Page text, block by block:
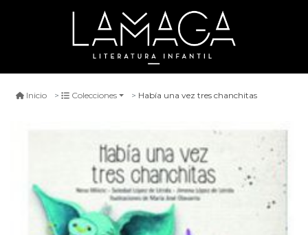
Inicio Colecciones Había una vez tres chanchitas